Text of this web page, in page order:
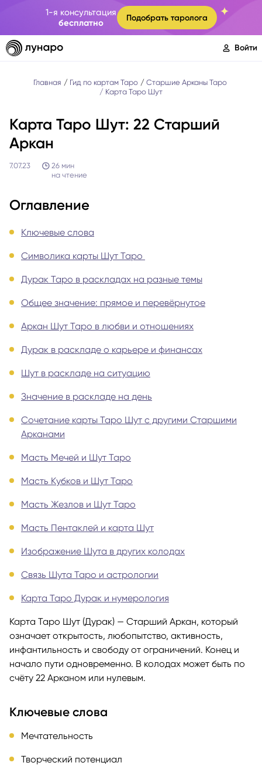
1-я консультация
бесплатно
Подобрать таролога
Войти
Главная Гид по картам Таро
Старшие Арканы Таро
Карта Таро Шут
Карта Таро Шут: 22 Старший
Аркан
7.07.23 26 мин
на чтение
Оглавление
Ключевые слова
Символика карты Шут Таро
Дурак Таро в раскладах на разные темы
Общее значение: прямое и перевёрнутое
Аркан Шут Таро в любви и отношениях
Дурак в раскладе о карьере и финансах
Шут в раскладе на ситуацию
Значение в раскладе на день
Сочетание карты Таро Шут с другими Старшими
Арканами
Масть Мечей и Шут Таро
Масть Кубков и Шут Таро
Масть Жезлов и Шут Таро
Масть Пентаклей и карта Шут
Изображение Шута в других колодах
Связь Шута Таро и астрологии
Карта Таро Дурак и нумерология
Карта Таро Шут (Дурак) — Старший Аркан, который
означает открытость, любопытство, активность,
инфантильность и свободу от ограничений. Конец и
начало пути одновременно. В колодах может быть по
счёту 22 Арканом или нулевым.
Ключевые слова
Мечтательность
Творческий потенциал